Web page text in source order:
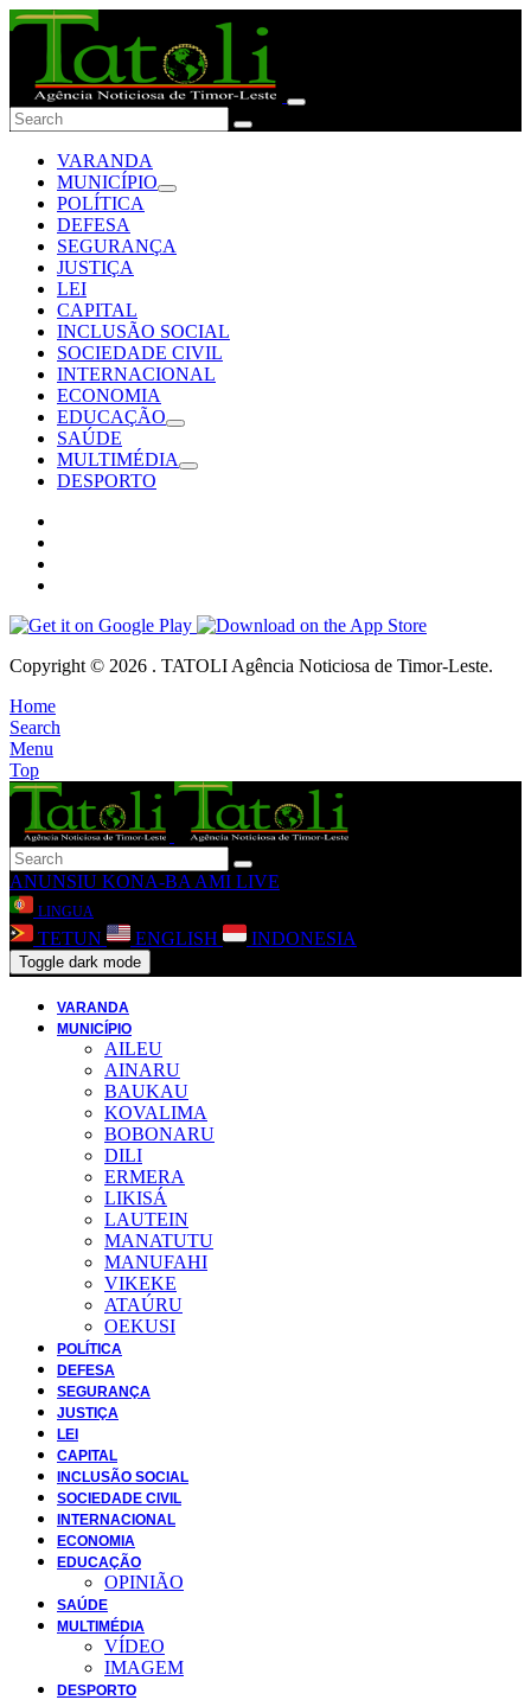
VARANDA
MUNICÍPIO
POLÍTICA
DEFESA
SEGURANÇA
JUSTIÇA
LEI
CAPITAL
INCLUSÃO SOCIAL
SOCIEDADE CIVIL
INTERNACIONAL
ECONOMIA
EDUCAÇÃO
SAÚDE
MULTIMÉDIA
DESPORTO
Copyright © 2026 . TATOLI Agência Noticiosa de Timor-Leste.
Home
Search
Menu
Top
ANUNSIU KONA-BA AMI LIVE
LINGUA
TETUN ENGLISH INDONESIA
Toggle dark mode
VARANDA
MUNICÍPIO
AILEU
AINARU
BAUKAU
KOVALIMA
BOBONARU
DILI
ERMERA
LIKISÁ
LAUTEIN
MANATUTU
MANUFAHI
VIKEKE
ATAÚRU
OEKUSI
POLÍTICA
DEFESA
SEGURANÇA
JUSTIÇA
LEI
CAPITAL
INCLUSÃO SOCIAL
SOCIEDADE CIVIL
INTERNACIONAL
ECONOMIA
EDUCAÇÃO
OPINIÃO
SAÚDE
MULTIMÉDIA
VÍDEO
IMAGEM
DESPORTO